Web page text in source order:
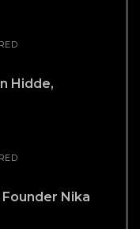
Hidde,
Nika